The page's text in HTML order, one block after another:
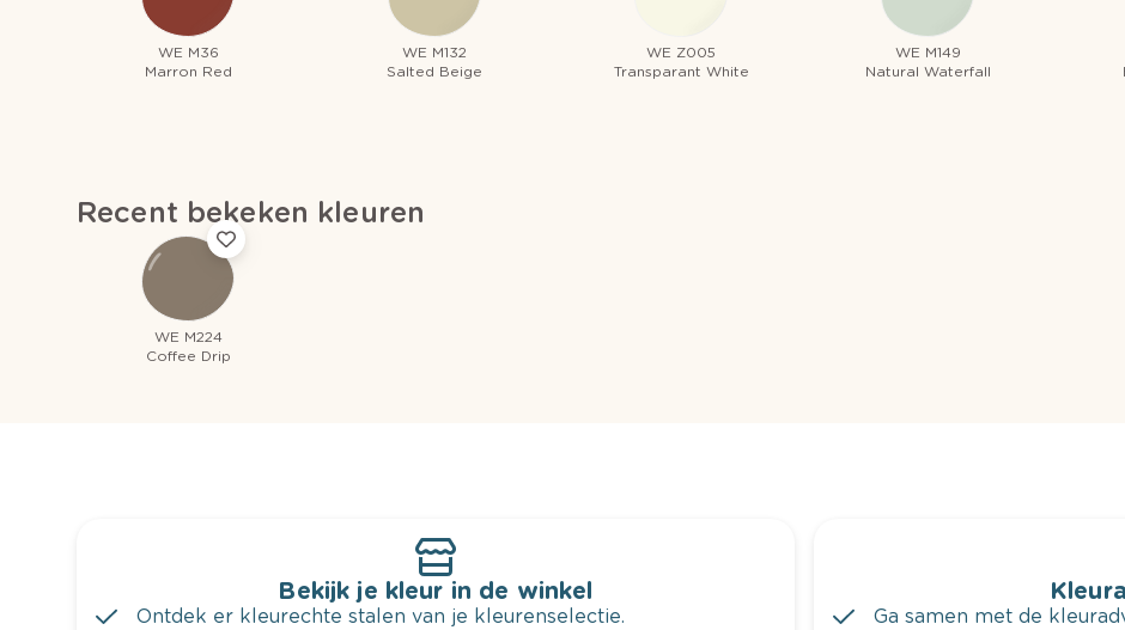
WE M36
Marron Red
WE M132
Salted Beige
WE Z005
Transparant White
WE M149
Natural Waterfall
Recent bekeken kleuren
WE M224
Coffee Drip
Bekijk je kleur in de winkel
Ontdek er kleurechte stalen van je kleurenselectie.
Ga samen met de